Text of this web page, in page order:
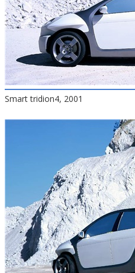
Smart tridion4, 2001